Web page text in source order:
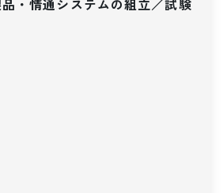
・情通システムの組立／試験